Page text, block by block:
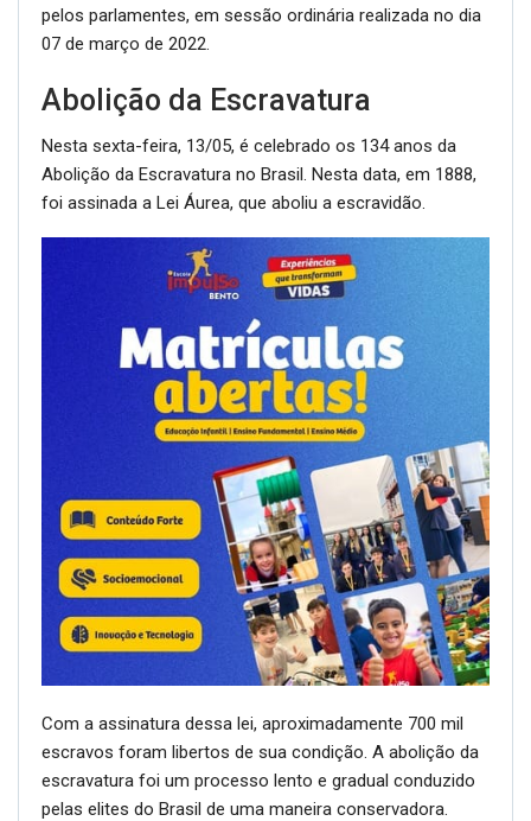
pelos parlamentes, em sessão ordinária realizada no dia
07 de março de 2022.
Abolição da Escravatura
Nesta sexta-feira, 13/05, é celebrado os 134 anos da
Abolição da Escravatura no Brasil. Nesta data, em 1888,
foi assinada a Lei Áurea, que aboliu a escravidão.
Com a assinatura dessa lei, aproximadamente 700 mil
escravos foram libertos de sua condição. A abolição da
escravatura foi um processo lento e gradual conduzido
pelas elites do Brasil de uma maneira conservadora.